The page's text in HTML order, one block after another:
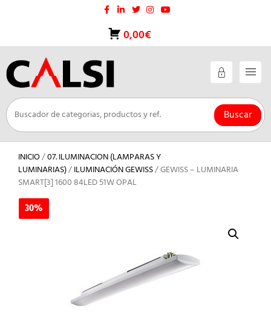
0,00€
Buscar
INICIO/07. ILUMINACION (LAMPARAS Y
LUMINARIAS)/ILUMINACIÓN GEWISS/ GEWISS – LUMINARIA
SMART[3] 1600 84LED 51W OPAL
30%
30%